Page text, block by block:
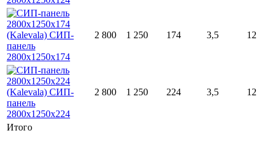
2 800 1 250 174 3,5 12
2 800 1 250 224 3,5 12
Итого